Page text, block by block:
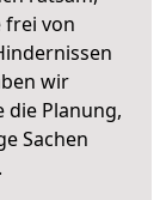
frei von
wir
die Planung,
Sachen